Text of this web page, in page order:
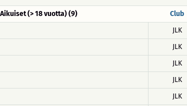
Aikuiset (> 18 vuotta) (9) Club
JLK
JLK
JLK
JLK
JLK